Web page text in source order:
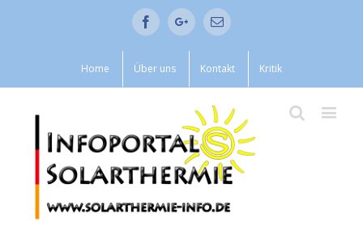
FacebookGoogle+Email
Home Über uns Kontakt Kritik